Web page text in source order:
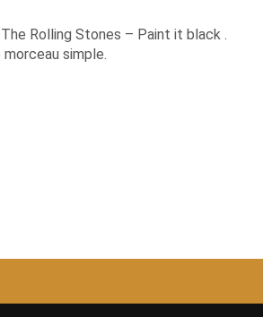
Rolling Stones – Paint it black .
simple.